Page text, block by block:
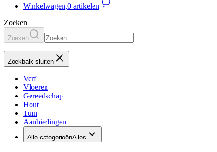
Winkelwagen,0 artikelen
Zoeken
Zoeken
Zoekbalk sluiten
Verf
Vloeren
Gereedschap
Hout
Tuin
Aanbiedingen
Alle categorieënAlles